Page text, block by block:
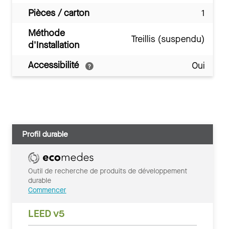
Pièces / carton
1
Méthode
d'Installation
Treillis (suspendu)
Accessibilité Oui
Profil durable
Outil de recherche de produits de développement
durable
Commencer
LEED v5